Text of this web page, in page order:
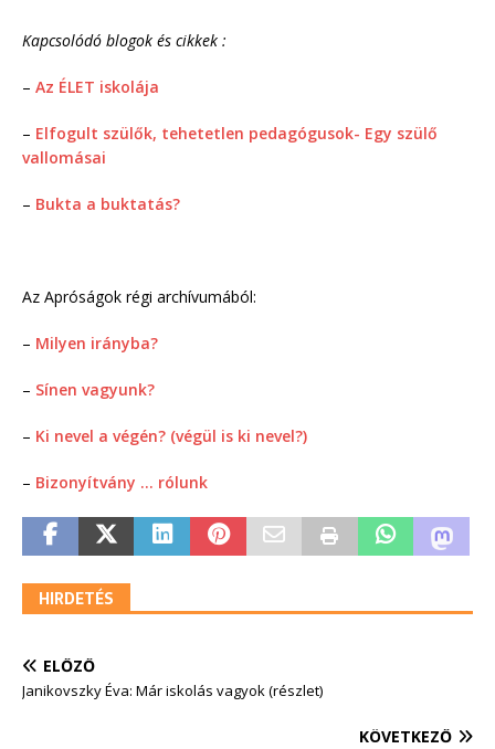
Kapcsolódó blogok és cikkek :
– Az ÉLET iskolája
– Elfogult szülők, tehetetlen pedagógusok- Egy szülő
vallomásai
– Bukta a buktatás?
Az Apróságok régi archívumából:
– Milyen irányba?
– Sínen vagyunk?
– Ki nevel a végén? (végül is ki nevel?)
– Bizonyítvány … rólunk
HIRDETÉS
ELŐZŐ
Janikovszky Éva: Már iskolás vagyok (részlet)
KÖVETKEZŐ